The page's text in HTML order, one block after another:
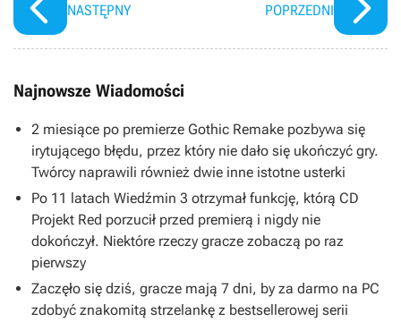
NASTĘPNY POPRZEDNI
Najnowsze Wiadomości
2 miesiące po premierze Gothic Remake pozbywa się
irytującego błędu, przez który nie dało się ukończyć gry.
Twórcy naprawili również dwie inne istotne usterki
Po 11 latach Wiedźmin 3 otrzymał funkcję, którą CD
Projekt Red porzucił przed premierą i nigdy nie
dokończył. Niektóre rzeczy gracze zobaczą po raz
pierwszy
Zaczęło się dziś, gracze mają 7 dni, by za darmo na PC
zdobyć znakomitą strzelankę z bestsellerowej serii